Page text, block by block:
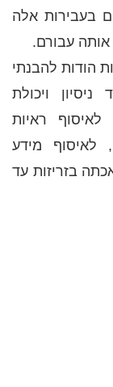
בעבירות אלה
אותה עבורם.
הודות להבנתי
ויכולת
ראיות
לאיסוף מידע
בזריזות עד